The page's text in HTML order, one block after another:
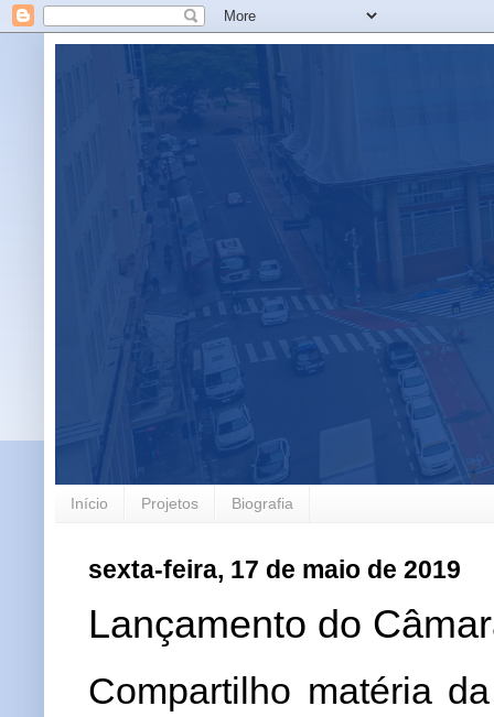
Início Projetos Biografia
sexta-feira, 17 de maio de 2019
Lançamento do
Compartilho matéria